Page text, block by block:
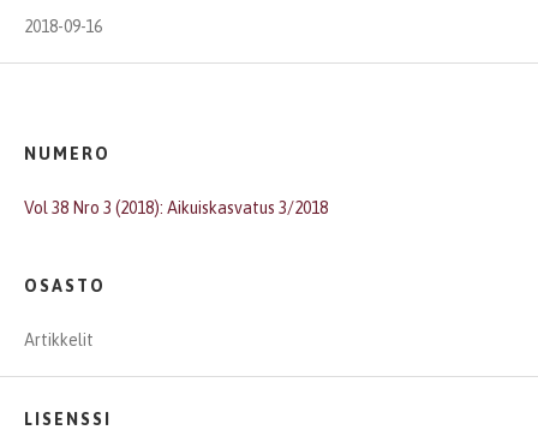
2018-09-16
NUMERO
Vol 38 Nro 3 (2018): Aikuiskasvatus 3/2018
OSASTO
Artikkelit
LISENSSI